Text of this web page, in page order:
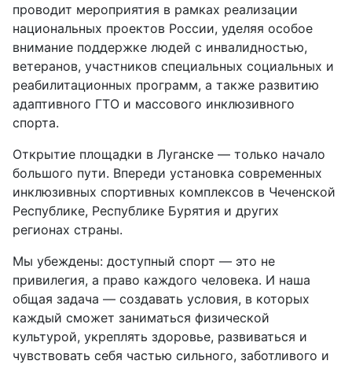
проводит мероприятия в рамках реализации
национальных проектов России, уделяя особое
внимание поддержке людей с инвалидностью,
ветеранов, участников специальных социальных и
реабилитационных программ, а также развитию
адаптивного ГТО и массового инклюзивного
спорта.
Открытие площадки в Луганске — только начало
большого пути. Впереди установка современных
инклюзивных спортивных комплексов в Чеченской
Республике, Республике Бурятия и других
регионах страны.
Мы убеждены: доступный спорт — это не
привилегия, а право каждого человека. И наша
общая задача — создавать условия, в которых
каждый сможет заниматься физической
культурой, укреплять здоровье, развиваться и
чувствовать себя частью сильного, заботливого и